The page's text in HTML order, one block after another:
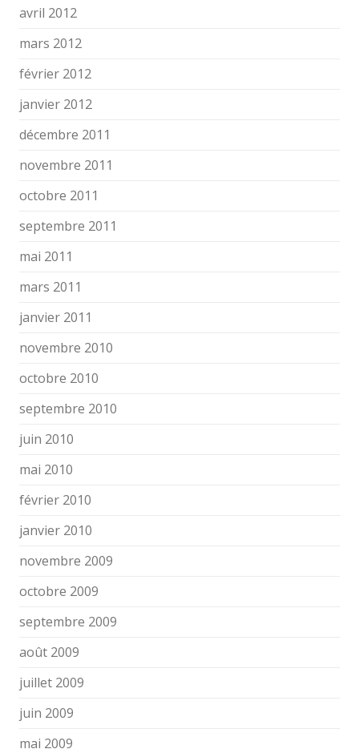
avril 2012
mars 2012
février 2012
janvier 2012
décembre 2011
novembre 2011
octobre 2011
septembre 2011
mai 2011
mars 2011
janvier 2011
novembre 2010
octobre 2010
septembre 2010
juin 2010
mai 2010
février 2010
janvier 2010
novembre 2009
octobre 2009
septembre 2009
août 2009
juillet 2009
juin 2009
mai 2009